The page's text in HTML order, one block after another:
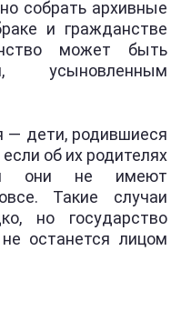
собрать архивные
и гражданстве
может быть
усыновленным
— дети, родившиеся
об их родителях
они не имеют
Такие случаи
но государство
останется лицом